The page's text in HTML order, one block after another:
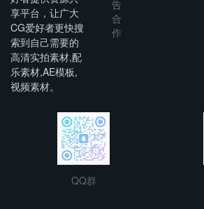
享平台，让广大
CG爱好者更快搜
索到自己需要的
高清实拍素材,配
乐素材,AE模板,
视频素材。
告
合
作
QQ群